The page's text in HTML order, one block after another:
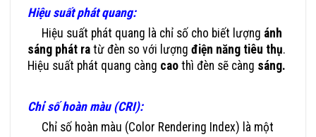
Hiệu suất phát quang:
Hiệu suất phát quang là chỉ số cho biết lượng ánh
sáng phát ra từ đèn so với lượng điện năng tiêu thụ.
Hiệu suất phát quang càng cao thì đèn sẽ càng sáng.
Chỉ số hoàn màu (CRI):
Chỉ số hoàn màu (Color Rendering Index) là một